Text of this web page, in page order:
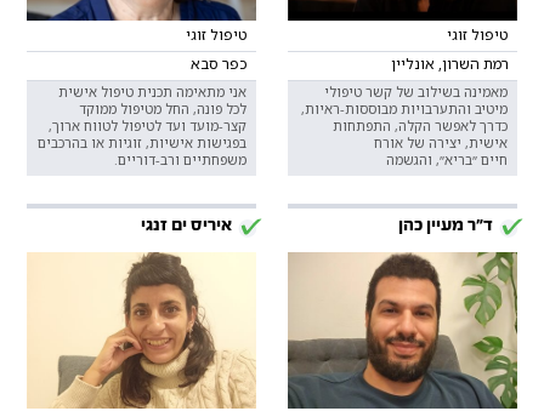
טיפול זוגי
רמת השרון, אונליין
מאמינה בשילוב של קשר טיפולי
מיטיב והתערבויות מבוססות-ראיות,
כדרך לאפשר הקלה, התפתחות
אישית, יצירה של אורח
חיים ״בריא״, והגשמה
טיפול זוגי
כפר סבא
אני מתאימה תכנית טיפול אישית
לכל פונה, החל מטיפול ממוקד
קצר-מועד ועד לטיפול לטווח ארוך,
בפגישות אישיות, זוגיות או בהרכבים
משפחתיים ורב-דוריים.
ד"ר מעיין כהן איריס ים זנגי